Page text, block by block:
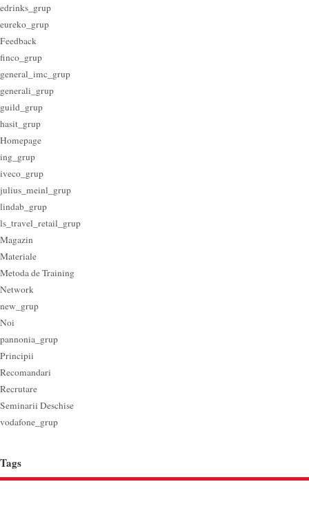
edrinks_grup
eureko_grup
Feedback
finco_grup
general_imc_grup
generali_grup
guild_grup
hasit_grup
Homepage
ing_grup
iveco_grup
julius_meinl_grup
lindab_grup
ls_travel_retail_grup
Magazin
Materiale
Metoda de Training
Network
new_grup
Noi
pannonia_grup
Principii
Recomandari
Recrutare
Seminarii Deschise
vodafone_grup
Tags